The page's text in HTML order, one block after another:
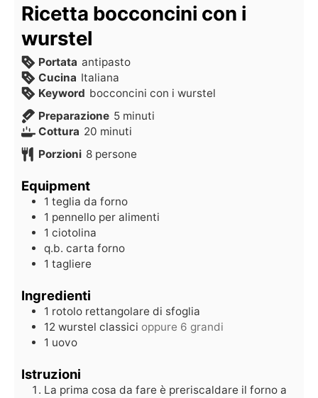
Ricetta bocconcini con i
wurstel
Portata antipasto
Cucina Italiana
Keyword bocconcini con i wurstel
Preparazione 5 minuti
Cottura 20 minuti
Porzioni 8 persone
Equipment
1 teglia da forno
1 pennello per alimenti
1 ciotolina
q.b. carta forno
1 tagliere
Ingredienti
1 rotolo rettangolare di sfoglia
12 wurstel classici oppure 6 grandi
1 uovo
Istruzioni
La prima cosa da fare è preriscaldare il forno a